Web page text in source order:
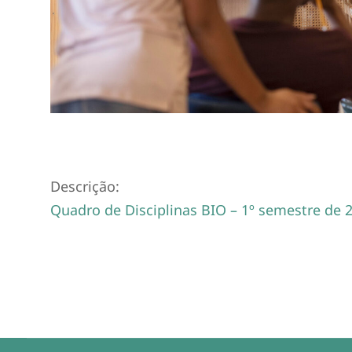
Descrição:
Quadro de Disciplinas BIO – 1º semestre de